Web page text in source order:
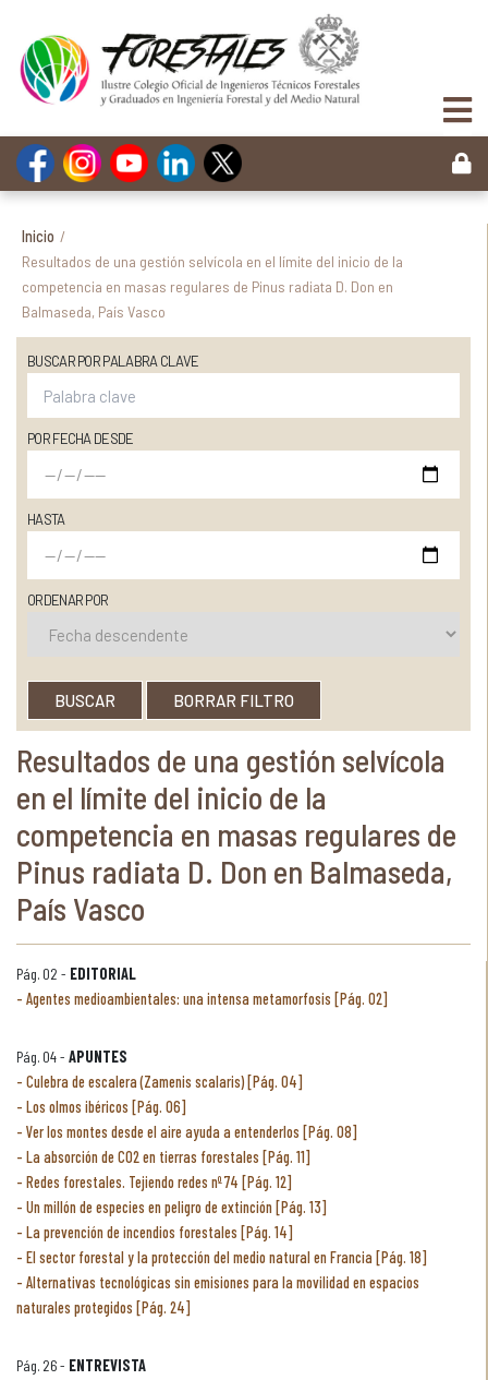
Inicio /
Resultados de una gestión selvícola en el límite del inicio de la
competencia en masas regulares de Pinus radiata D. Don en
Balmaseda, País Vasco
BUSCAR POR PALABRA CLAVE
POR FECHA DESDE
HASTA
ORDENAR POR
BUSCAR BORRAR FILTRO
Resultados de una gestión selvícola
en el límite del inicio de la
competencia en masas regulares de
Pinus radiata D. Don en Balmaseda,
País Vasco
Pág. 02 - EDITORIAL
Agentes medioambientales: una intensa metamorfosis [Pág. 02]
Pág. 04 - APUNTES
Culebra de escalera (Zamenis scalaris) [Pág. 04]
Los olmos ibéricos [Pág. 06]
Ver los montes desde el aire ayuda a entenderlos [Pág. 08]
La absorción de CO2 en tierras forestales [Pág. 11]
Redes forestales. Tejiendo redes nº 74 [Pág. 12]
Un millón de especies en peligro de extinción [Pág. 13]
La prevención de incendios forestales [Pág. 14]
El sector forestal y la protección del medio natural en Francia [Pág. 18]
Alternativas tecnológicas sin emisiones para la movilidad en espacios
naturales protegidos [Pág. 24]
Pág. 26 - ENTREVISTA